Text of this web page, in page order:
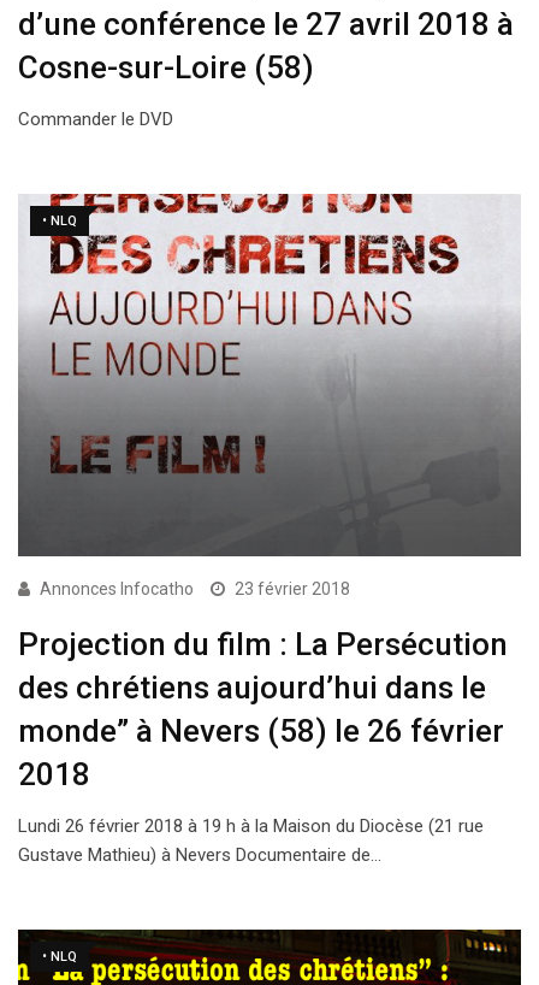
d’une conférence le 27 avril 2018 à
Cosne-sur-Loire (58)
Commander le DVD
• NLQ
Annonces Infocatho 23 février 2018
Projection du film : La Persécution
des chrétiens aujourd’hui dans le
monde” à Nevers (58) le 26 février
2018
Lundi 26 février 2018 à 19 h à la Maison du Diocèse (21 rue
Gustave Mathieu) à Nevers Documentaire de…
• NLQ